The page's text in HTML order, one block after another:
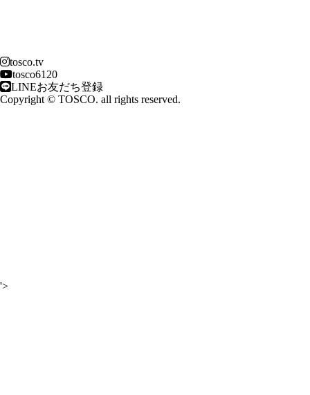
tosco.tv
tosco6120
LINEお友だち登録
Copyright © TOSCO. all rights reserved.
'>